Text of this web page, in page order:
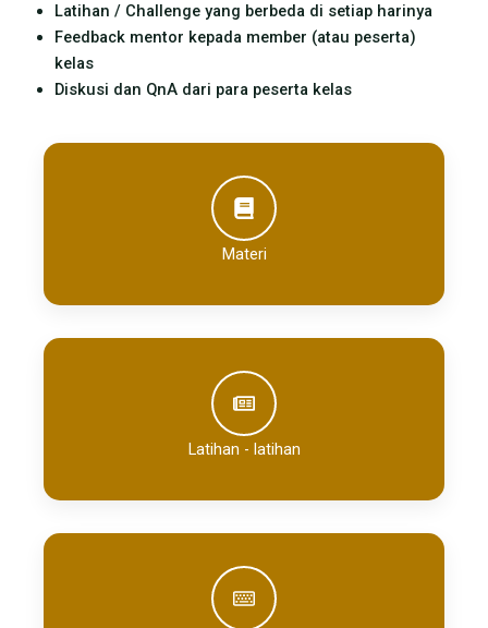
Latihan / Challenge yang berbeda di setiap harinya
Feedback mentor kepada member (atau peserta)
kelas
Diskusi dan QnA dari para peserta kelas
Materi
Latihan - latihan